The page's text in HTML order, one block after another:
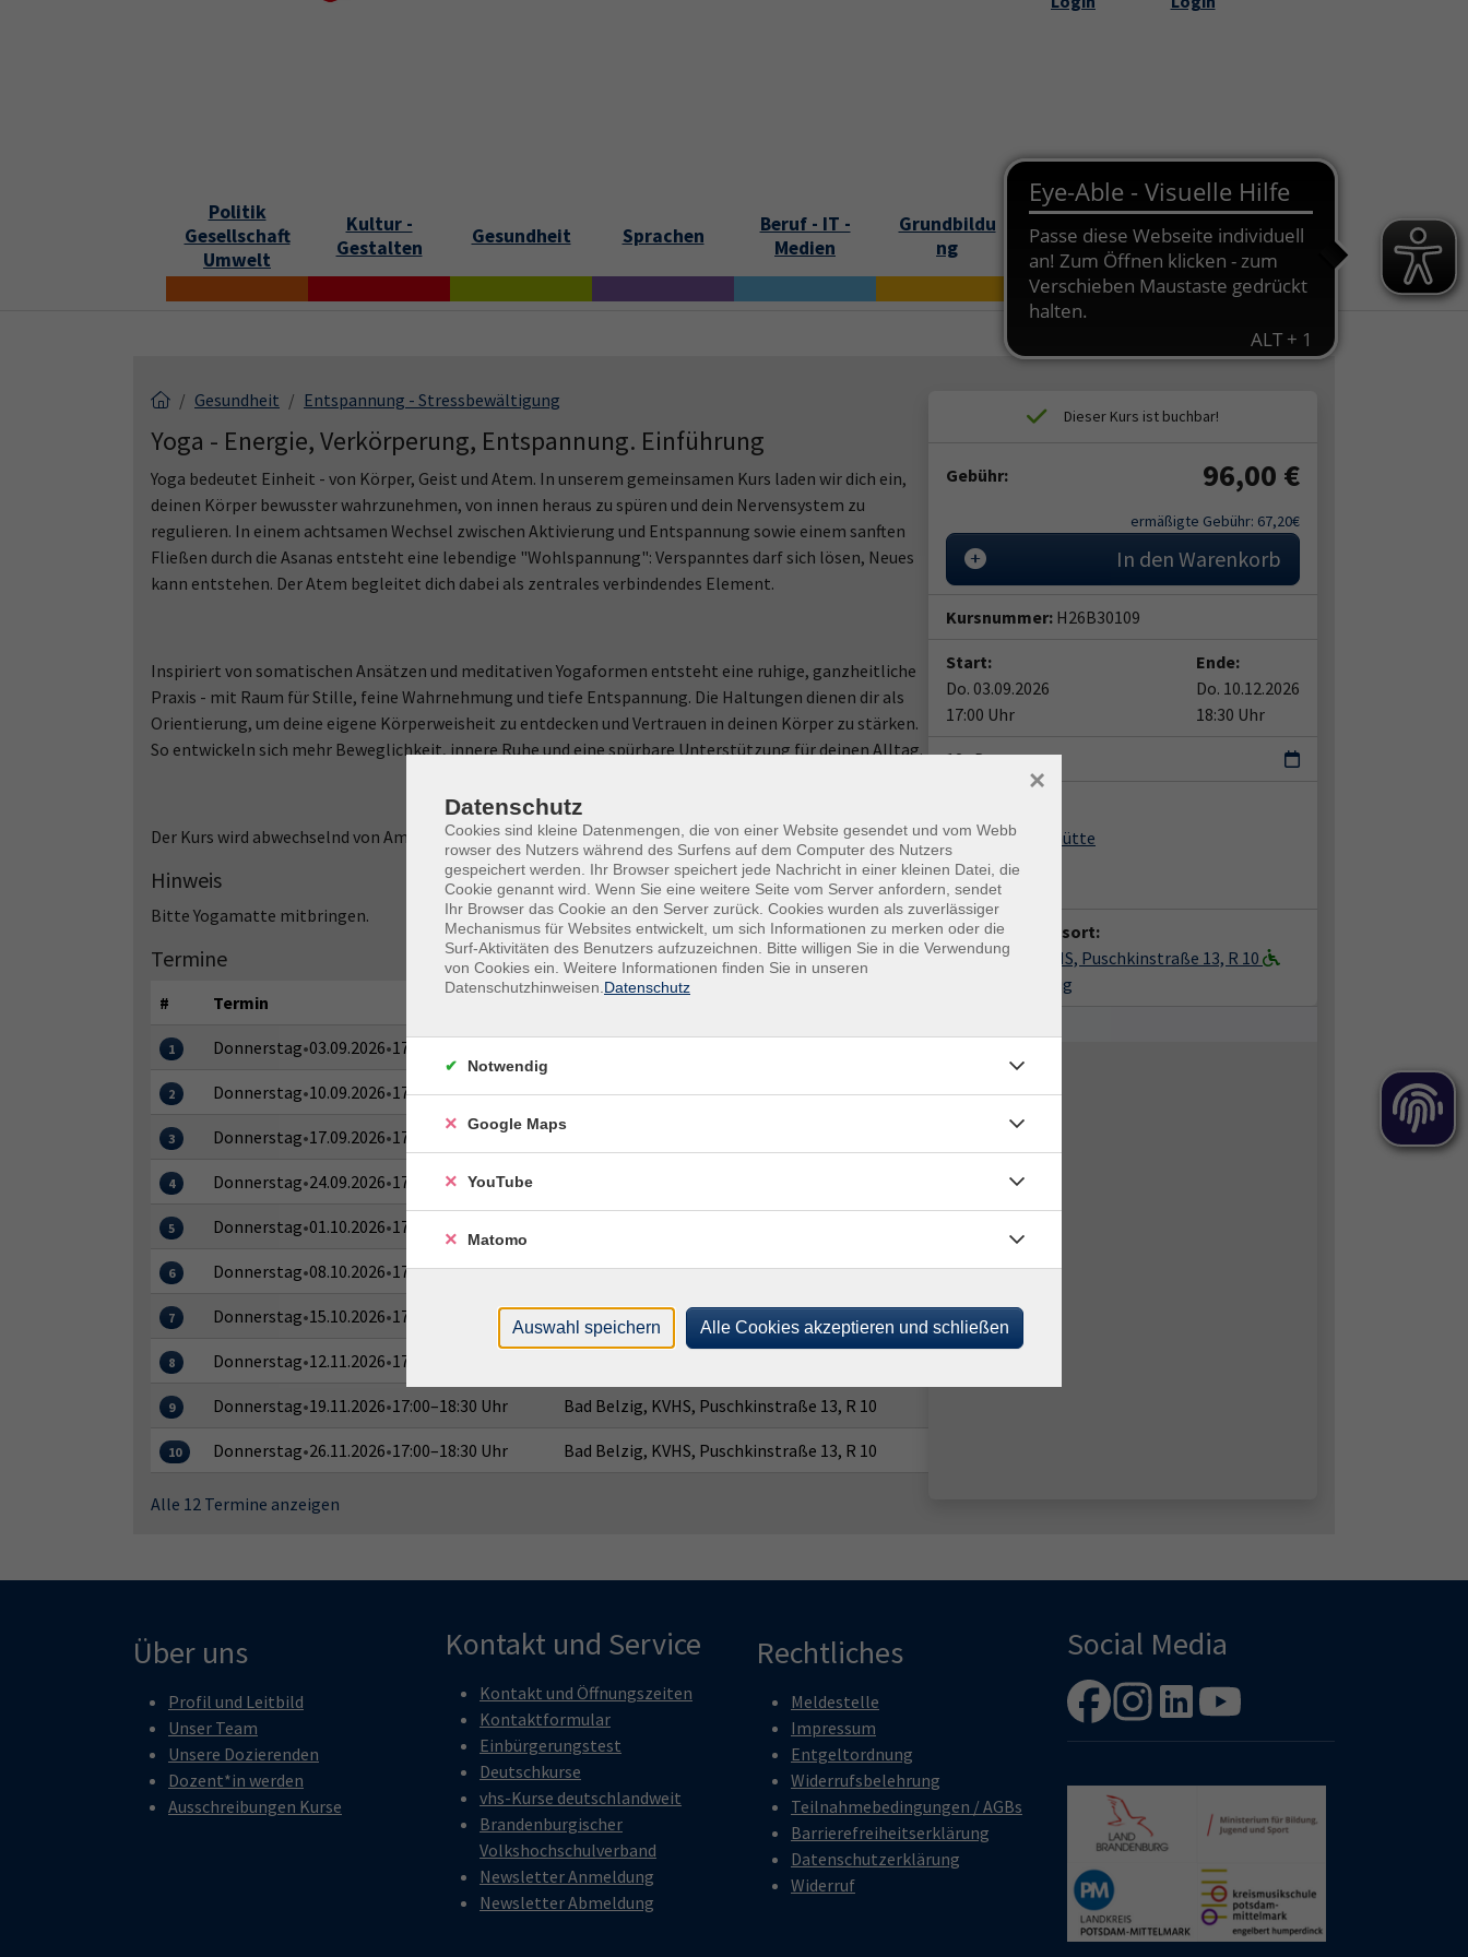
Politik
Gesellschaft
Umwelt
Kultur -
Gestalten
Gesundheit Sprachen
Beruf - IT -
Medien
Grundbildu
ng
Online
Bildungszei
t
Gesundheit Entspannung - Stressbewältigung
Yoga - Energie, Verkörperung, Entspannung. Einführung
Yoga bedeutet Einheit - von Körper, Geist und Atem. In unserem gemeinsamen Kurs laden wir dich ein,
deinen Körper bewusster wahrzunehmen, von innen heraus zu spüren und dein Nervensystem zu
regulieren. In einem achtsamen Wechsel zwischen Aktivierung und Entspannung sowie einem sanften
Fließen durch die Asanas entsteht eine lebendige "Wohlspannung": Verspanntes darf sich lösen, Neues
kann entstehen. Der Atem begleitet dich dabei als zentrales verbindendes Element.
Inspiriert von somatischen Ansätzen und meditativen Yogaformen entsteht eine ruhige, ganzheitliche
Praxis - mit Raum für Stille, feine Wahrnehmung und tiefe Entspannung. Die Haltungen dienen dir als
Orientierung, um deine eigene Körperweisheit zu entdecken und Vertrauen in deinen Körper zu stärken.
So entwickeln sich mehr Beweglichkeit, innere Ruhe und eine spürbare Unterstützung für deinen Alltag.
Der Kurs wird abwechselnd von Ami Schütte und Katrin Becker geleitet.
Hinweis
Bitte Yogamatte mitbringen.
Termine
# Termin Ort / Raum
1 Donnerstag•03.09.2026•17:00–18:30 Uhr
2 Donnerstag•10.09.2026•17:00–18:30 Uhr Bad Belzig, KVHS, Puschkinstraße 13, R 10
3 Donnerstag•17.09.2026•17:00–18:30 Uhr Bad Belzig, KVHS, Puschkinstraße 13, R 10
4 Donnerstag•24.09.2026•17:00–18:30 Uhr
5 Donnerstag•01.10.2026•17:00–18:30 Uhr
6 Donnerstag•08.10.2026•17:00–18:30 Uhr Bad Belzig, KVHS, Puschkinstraße 13, R 10
7 Donnerstag•15.10.2026•17:00–18:30 Uhr Bad Belzig, KVHS, Puschkinstraße 13, R 10
8 Donnerstag•12.11.2026•17:00–18:30 Uhr
9 Donnerstag•19.11.2026•17:00–18:30 Uhr Bad Belzig, KVHS, Puschkinstraße 13, R 10
10 Donnerstag•26.11.2026•17:00–18:30 Uhr Bad Belzig, KVHS, Puschkinstraße 13, R 10
Alle 12 Termine anzeigen
Gebühr: 96,00 €
ermäßigte Gebühr: 67,20€
In den Warenkorb
Kursnummer: H26B30109
Start:
Do. 03.09.2026
17:00 Uhr
Ende:
Do. 10.12.2026
18:30 Uhr
12x Do
Anne-Marie Schütte
Katrin Becker
Veranstaltungsort:
Bad Belzig, KVHS, Puschkinstraße 13, R 10
14806 Bad Belzig
Über uns
Profil und Leitbild
Unser Team
Unsere Dozierenden
Dozent*in werden
Ausschreibungen Kurse
Kontakt und Service
Kontakt und Öffnungszeiten
Kontaktformular
Einbürgerungstest
Deutschkurse
vhs-Kurse deutschlandweit
Brandenburgischer
Volkshochschulverband
Newsletter Anmeldung
Newsletter Abmeldung
Rechtliches
Meldestelle
Impressum
Entgeltordnung
Widerrufsbelehrung
Teilnahmebedingungen / AGBs
Barrierefreiheitserklärung
Datenschutzerklärung
Widerruf
Social Media
Datenschutz
Cookies sind kleine Datenmengen, die von einer Website gesendet und vom Webb
rowser des Nutzers während des Surfens auf dem Computer des Nutzers
gespeichert werden. Ihr Browser speichert jede Nachricht in einer kleinen Datei, die
Cookie genannt wird. Wenn Sie eine weitere Seite vom Server anfordern, sendet
Ihr Browser das Cookie an den Server zurück. Cookies wurden als zuverlässiger
Mechanismus für Websites entwickelt, um sich Informationen zu merken oder die
Surf-Aktivitäten des Benutzers aufzuzeichnen. Bitte willigen Sie in die Verwendung
von Cookies ein. Weitere Informationen finden Sie in unseren
Datenschutzhinweisen. Datenschutz
×
Notwendig
Google Maps
YouTube
Matomo
Auswahl speichern Alle Cookies akzeptieren und schließen